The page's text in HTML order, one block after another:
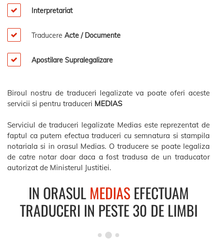
Interpretariat
Traducere Acte / Documente
Apostilare Supralegalizare
Biroul nostru de traduceri legalizate va poate oferi aceste
servicii si pentru traduceri MEDIAS
Serviciul de traduceri legalizate Medias este reprezentat de
faptul ca putem efectua traduceri cu semnatura si stampila
notariala si in orasul Medias. O traducere se poate legaliza
de catre notar doar daca a fost tradusa de un traducator
autorizat de Ministerul Justitiei.
IN ORASULMEDIASEFECTUAM
TRADUCERI IN PESTE 30 DE LIMBI